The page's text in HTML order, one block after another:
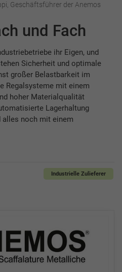
Geschäftsführer der Anemos
und Fach
ihr Eigen, und
Sicherheit und optimale
großer Belastbarkeit im
Regalsysteme mit einem
hoher Materialqualität
Lagerhaltung
alles noch mit einem
Industrielle Zulieferer